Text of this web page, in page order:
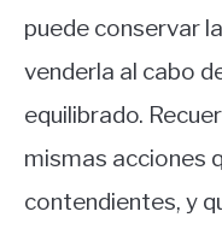
puede conservar
venderla al cabo
equilibrado.
mismas acciones
contendientes, y